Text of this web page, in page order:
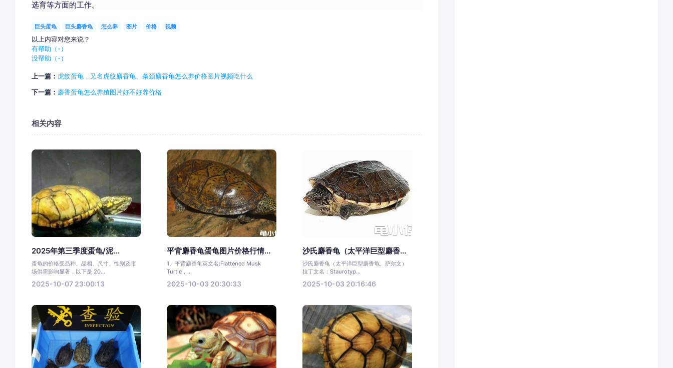
选育等方面的工作。
巨头蛋龟 巨头麝香龟 怎么养 图片 价格 视频
以上内容对您来说？
有帮助（-）
没帮助（-）
上一篇： 虎纹蛋龟，又名虎纹麝香龟、条颈麝香龟怎么养价格图片视频吃什么
下一篇： 麝香蛋龟怎么养殖图片好不好养价格
相关内容
2025年第三季度蛋龟/泥...
蛋龟的价格受品种、品相、尺寸、性别及市
场供需影响显著，以下是 20...
2025-10-07 23:00:13
平背麝香龟蛋龟图片价格行情...
1、平背麝香龟英文名:Flattened Musk
Turtle，...
2025-10-03 20:30:33
沙氏麝香龟（太平洋巨型麝香...
沙氏麝香龟（太平洋巨型麝香龟、萨尔文）
拉丁文名：Staurotyp...
2025-10-03 20:16:46